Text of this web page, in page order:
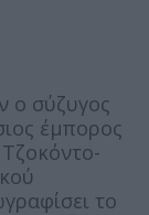
ο σύζυγος
έμπορος
το